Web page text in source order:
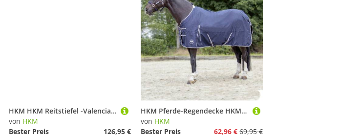
HKM HKM Reitstiefel -Valencia Kinder-,extra slim/lang Reitstiefel
von HKM
Bester Preis
126,95 €
HKM Pferde-Regendecke HKM Regendecke Eco Light Summer Rain 0g dunkelblau
von HKM
Bester Preis
62,96 € 69,95 €